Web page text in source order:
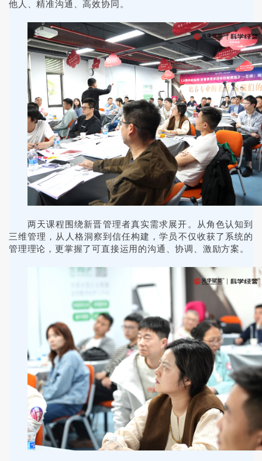
他人、精准沟通、高效协同。
两天课程围绕新晋管理者真实需求展开。从角色认知到
三维管理，从人格洞察到信任构建，学员不仅收获了系统的
管理理论，更掌握了可直接运用的沟通、协调、激励方案。